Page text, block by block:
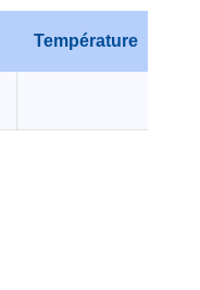
Température